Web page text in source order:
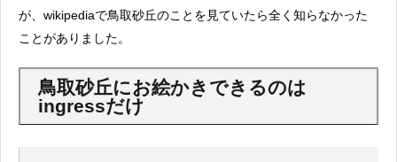
が、wikipediaで鳥取砂丘のことを見ていたら全く知らなかった
ことがありました。
鳥取砂丘にお絵かきできるのは
ingressだけ